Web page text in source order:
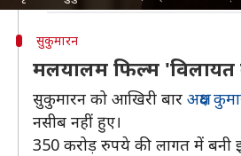
सुकुमारन
मलयालम फिल्म
सुकुमारन को आखिरी बार अक्षय
नसीब नहीं हुए।
350 करोड़ रुपये की लागत में बनी